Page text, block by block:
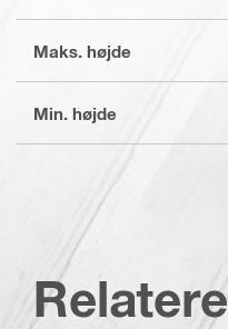
Maks. højde
Min. højde